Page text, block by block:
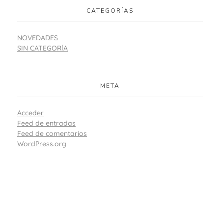
CATEGORÍAS
NOVEDADES
SIN CATEGORÍA
META
Acceder
Feed de entradas
Feed de comentarios
WordPress.org